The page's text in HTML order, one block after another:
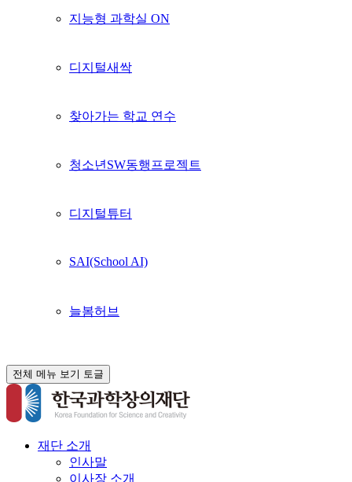
지능형 과학실 ON
디지털새싹
찾아가는 학교 연수
청소년SW동행프로젝트
디지털튜터
SAI(School AI)
늘봄허브
전체 메뉴 보기 토글
재단 소개
인사말
이사장 소개